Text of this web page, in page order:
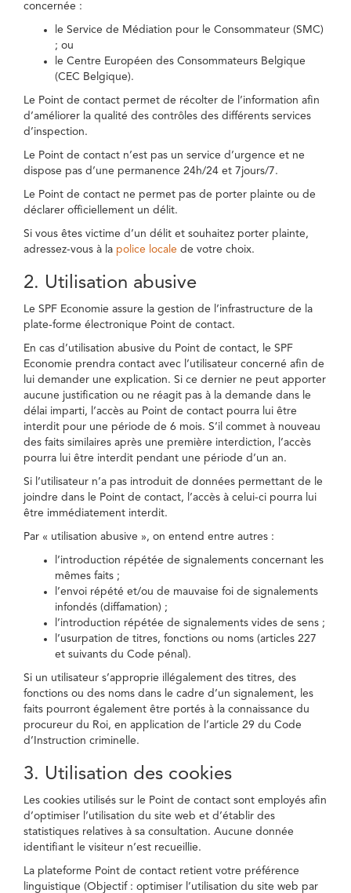
concernée :
le Service de Médiation pour le Consommateur (SMC)
; ou
le Centre Européen des Consommateurs Belgique
(CEC Belgique).
Le Point de contact permet de récolter de l’information afin
d’améliorer la qualité des contrôles des différents services
d’inspection.
Le Point de contact n’est pas un service d’urgence et ne
dispose pas d’une permanence 24h/24 et 7jours/7.
Le Point de contact ne permet pas de porter plainte ou de
déclarer officiellement un délit.
Si vous êtes victime d’un délit et souhaitez porter plainte,
adressez-vous à la police locale de votre choix.
2. Utilisation abusive
Le SPF Economie assure la gestion de l’infrastructure de la
plate-forme électronique Point de contact.
En cas d’utilisation abusive du Point de contact, le SPF
Economie prendra contact avec l’utilisateur concerné afin de
lui demander une explication. Si ce dernier ne peut apporter
aucune justification ou ne réagit pas à la demande dans le
délai imparti, l’accès au Point de contact pourra lui être
interdit pour une période de 6 mois. S’il commet à nouveau
des faits similaires après une première interdiction, l’accès
pourra lui être interdit pendant une période d’un an.
Si l’utilisateur n’a pas introduit de données permettant de le
joindre dans le Point de contact, l’accès à celui-ci pourra lui
être immédiatement interdit.
Par « utilisation abusive », on entend entre autres :
l’introduction répétée de signalements concernant les
mêmes faits ;
l’envoi répété et/ou de mauvaise foi de signalements
infondés (diffamation) ;
l’introduction répétée de signalements vides de sens ;
l’usurpation de titres, fonctions ou noms (articles 227
et suivants du Code pénal).
Si un utilisateur s’approprie illégalement des titres, des
fonctions ou des noms dans le cadre d’un signalement, les
faits pourront également être portés à la connaissance du
procureur du Roi, en application de l’article 29 du Code
d’Instruction criminelle.
3. Utilisation des cookies
Les cookies utilisés sur le Point de contact sont employés afin
d’optimiser l’utilisation du site web et d’établir des
statistiques relatives à sa consultation. Aucune donnée
identifiant le visiteur n’est recueillie.
La plateforme Point de contact retient votre préférence
linguistique (Objectif : optimiser l’utilisation du site web par